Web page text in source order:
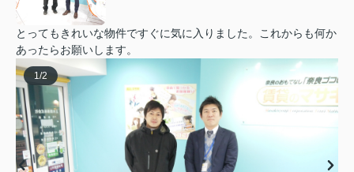
とってもきれいな物件ですぐに気に入りました。これからも何か
あったらお願いします。
1/2